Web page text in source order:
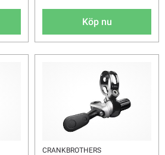
Köp nu
CRANKBROTHERS